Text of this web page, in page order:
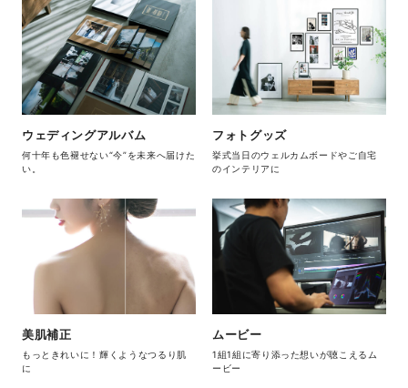
ウェディングアルバム
何十年も色褪せない“今”を未来へ届けた
い。
フォトグッズ
挙式当日のウェルカムボードやご自宅
のインテリアに
美肌補正
もっときれいに！輝くようなつるり肌
に
ムービー
1組1組に寄り添った想いが聴こえるム
ービー